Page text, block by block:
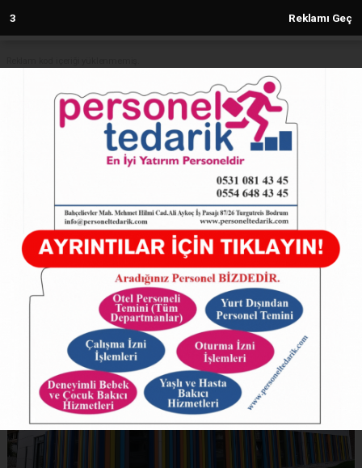
2 Reklamı Geç
Anasayfa
Bursa Nilüfer Belediyesi’nin 3. kreşi
faaliyete geçiyor
08.01.2025 - 11:20, Güncelleme: 08.01.2025 - 11:20
6446+ kez okundu.
ABONE OL